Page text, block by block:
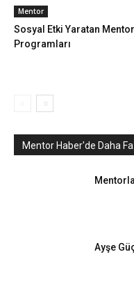
Mentor
Sosyal Etki Yaratan
Programları
Mentor Haber'de Daha
Ayşe